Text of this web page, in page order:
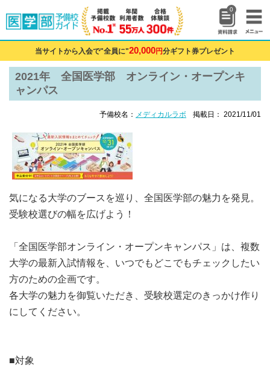
0
当サイトから入会で"全員に"20,000円分ギフト券プレゼント
2021年 全国医学部 オンライン・オープンキ
ャンパス
予備校名： メディカルラボ 掲載日： 2021/11/01
気になる大学のブースを巡り、全国医学部の魅力を発見。
受験校選びの幅を広げよう！
「全国医学部オンライン・オープンキャンパス」は、複数
大学の最新入試情報を、いつでもどこでもチェックしたい
方のための企画です。
各大学の魅力を御覧いただき、受験校選定のきっかけ作り
にしてください。
■対象